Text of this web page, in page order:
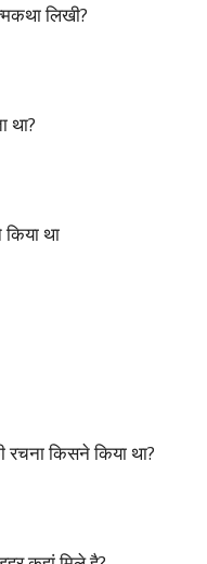
लिखी?
था?
था
रचना किसने किया था?